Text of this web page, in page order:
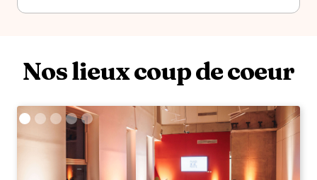
Nos lieux coup de coeur